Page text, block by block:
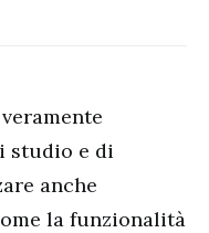
studio e di
anche
la funzionalità